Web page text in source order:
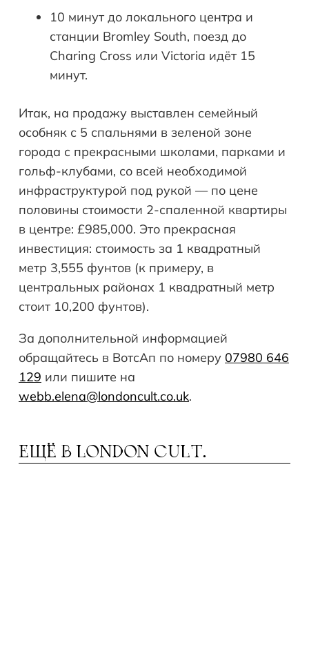
10 минут до локального центра и
станции Bromley South, поезд до
Charing Cross или Victoria идёт 15
минут.
Итак, на продажу выставлен семейный
особняк с 5 спальнями в зеленой зоне
города с прекрасными школами, парками и
гольф-клубами, со всей необходимой
инфраструктурой под рукой — по цене
половины стоимости 2-спаленной квартиры
в центре: £985,000. Это прекрасная
инвестиция: стоимость за 1 квадратный
метр 3,555 фунтов (к примеру, в
центральных районах 1 квадратный метр
стоит 10,200 фунтов).
За дополнительной информацией
обращайтесь в ВотсАп по номеру 07980 646
129 или пишите на
webb.elena@londoncult.co.uk.
ЕЩЁ В LONDON CULT.